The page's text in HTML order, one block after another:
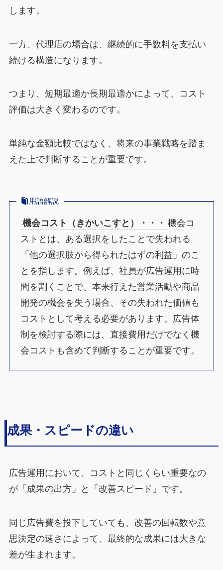
します。
一方、代理店の場合は、継続的に手数料を支払い
続ける構造になります。
つまり、短期最適か長期最適かによって、コスト
評価は大きく変わるのです。
単純な金額比較ではなく、将来の事業戦略を踏ま
えた上で判断することが重要です。
用語解説
機会コスト（きかいこすと）・・・ 機会コ
ストとは、ある選択をしたことで失われる
「他の選択肢から得られたはずの利益」のこ
とを指します。例えば、社員が広告運用に時
間を割くことで、本来行えた営業活動や商品
開発の機会を失う場合、その失われた価値も
コストとして考える必要があります。広告体
制を検討する際には、直接費用だけでなく機
会コストも含めて判断することが重要です。
成果・スピードの違い
広告運用において、コストと同じくらい重要なの
が「成果の出方」と「改善スピード」です。
同じ広告費を投下していても、改善の回転数や意
思決定の速さによって、最終的な成果には大きな
差が生まれます。